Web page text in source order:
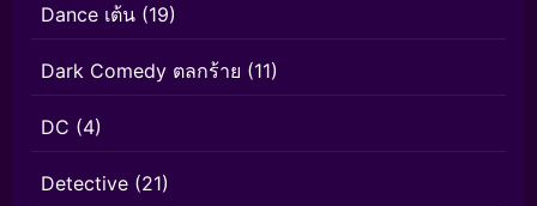
Dance เต้น (19)
Dark Comedy ตลกร้าย (11)
DC (4)
Detective (21)